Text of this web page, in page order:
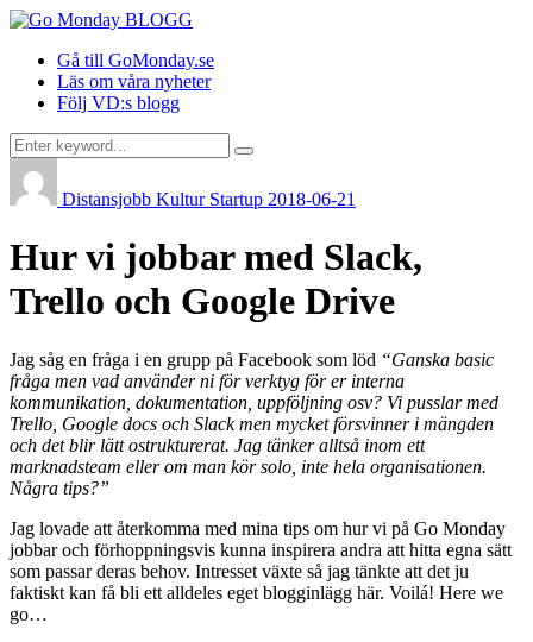
Gå till GoMonday.se
Läs om våra nyheter
Följ VD:s blogg
Distansjobb Kultur Startup 2018-06-21
Hur vi jobbar med Slack,
Trello och Google Drive
Jag såg en fråga i en grupp på Facebook som löd “Ganska basic
fråga men vad använder ni för verktyg för er interna
kommunikation, dokumentation, uppföljning osv? Vi pusslar med
Trello, Google docs och Slack men mycket försvinner i mängden
och det blir lätt ostrukturerat. Jag tänker alltså inom ett
marknadsteam eller om man kör solo, inte hela organisationen.
Några tips?”
Jag lovade att återkomma med mina tips om hur vi på Go Monday
jobbar och förhoppningsvis kunna inspirera andra att hitta egna sätt
som passar deras behov. Intresset växte så jag tänkte att det ju
faktiskt kan få bli ett alldeles eget blogginlägg här. Voilá! Here we
go…